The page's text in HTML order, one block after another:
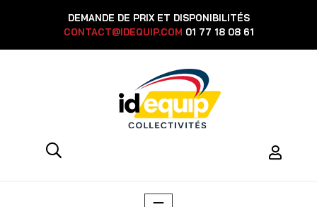
DEMANDE DE PRIX ET DISPONIBILITÉS
CONTACT@IDEQUIP.COM 01 77 18 08 61